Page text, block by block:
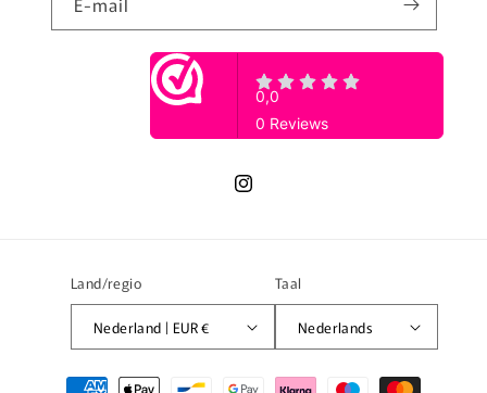
Instagram
Land/regio
Nederland | EUR €
Taal
Nederlands
Betaalmethoden